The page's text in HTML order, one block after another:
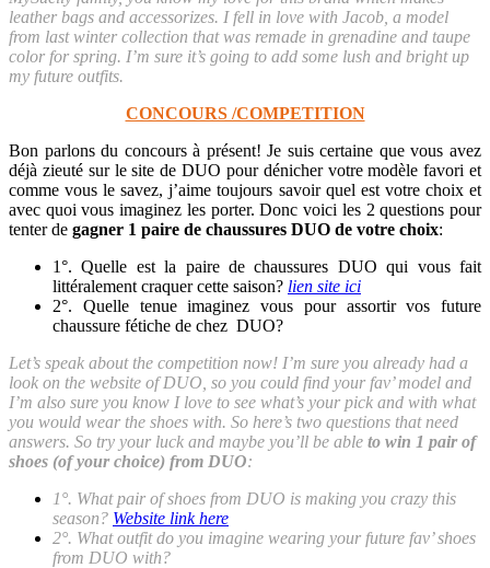
leather bags and accessorizes. I fell in love with Jacob, a model
from last winter collection that was remade in grenadine and taupe
color for spring. I’m sure it’s going to add some lush and bright up
my future outfits.
CONCOURS /COMPETITION
Bon parlons du concours à présent! Je suis certaine que vous avez
déjà zieuté sur le site de DUO pour dénicher votre modèle favori et
comme vous le savez, j’aime toujours savoir quel est votre choix et
avec quoi vous imaginez les porter. Donc voici les 2 questions pour
tenter de gagner 1 paire de chaussures DUO de votre choix:
1°. Quelle est la paire de chaussures DUO qui vous fait
littéralement craquer cette saison? lien site ici
2°. Quelle tenue imaginez vous pour assortir vos future
chaussure fétiche de chez DUO?
Let’s speak about the competition now! I’m sure you already had a
look on the website of DUO, so you could find your fav’ model and
I’m also sure you know I love to see what’s your pick and with what
you would wear the shoes with. So here’s two questions that need
answers. So try your luck and maybe you’ll be able to win 1 pair of
shoes (of your choice) from DUO:
1°. What pair of shoes from DUO is making you crazy this
season? Website link here
2°. What outfit do you imagine wearing your future fav’ shoes
from DUO with?